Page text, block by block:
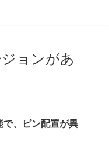
ョンがあ
で、ピン配置が異